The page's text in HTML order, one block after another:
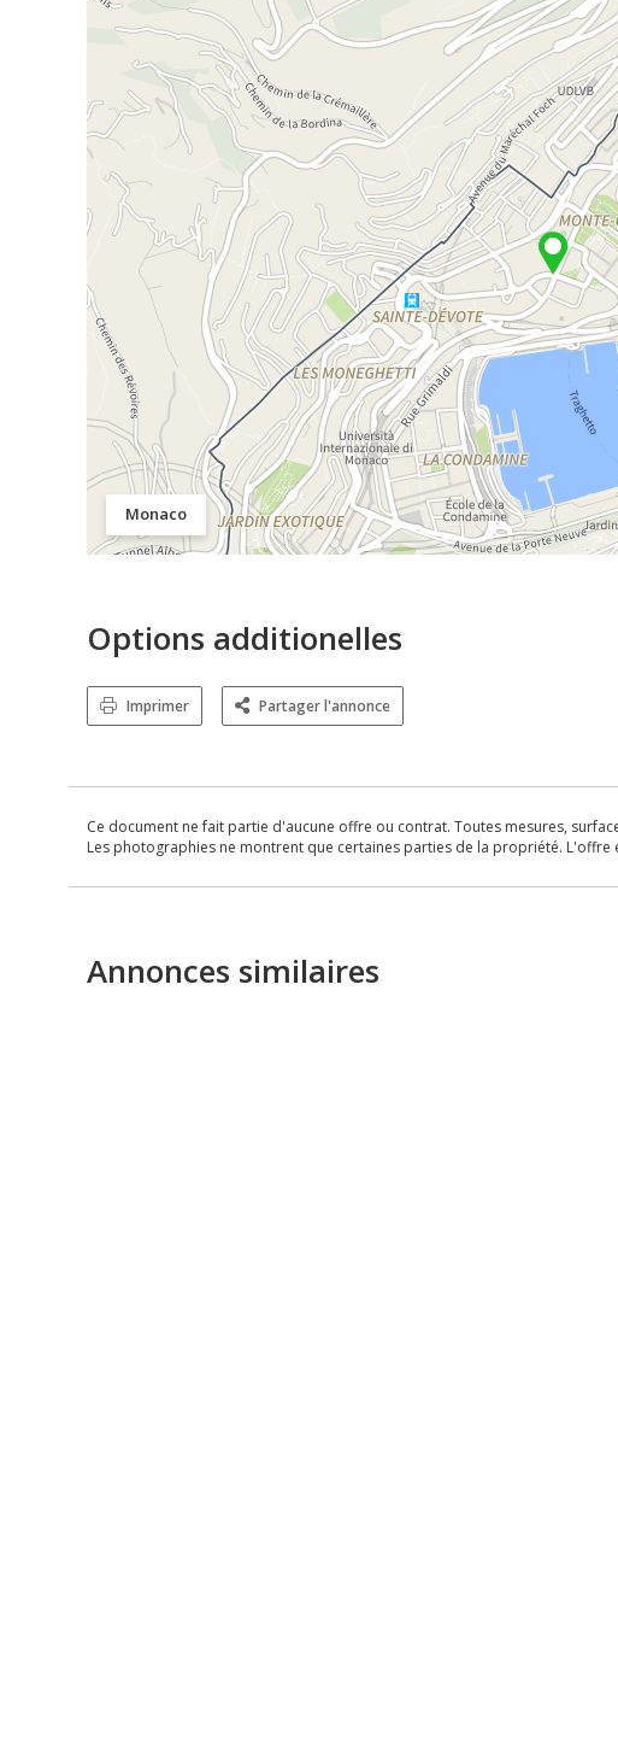
Monaco
Options additionelles
Imprimer Partager l'annonce
Ce document ne fait partie d'aucune offre ou contrat. Toutes mesures,
Les photographies ne montrent que certaines parties de la propriété.
Annonces similaires